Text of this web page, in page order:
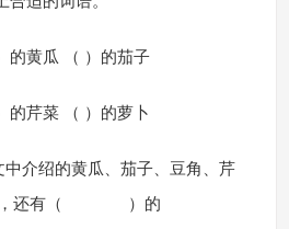
的黄瓜 （ ）的茄子
的芹菜 （ ）的萝卜
中介绍的黄瓜、茄子、豆角、芹
外，还有（ ）的